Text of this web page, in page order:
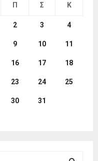
Π Σ Κ
2 3 4
9 10 11
16 17 18
23 24 25
30
31